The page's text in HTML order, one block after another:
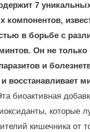
7
компонентов,
в борьбе с
Он не только
и
восстанавливает
биоактивная
которые
кишечника от